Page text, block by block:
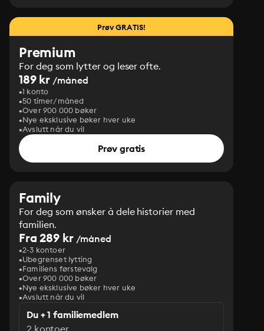
Prøv GRATIS!
Premium
For deg som lytter og leser ofte.
189 kr /måned
1 konto
50 timer/måned
Over 900 000 bøker
Nye eksklusive bøker hver uke
Avslutt når du vil
Prøv gratis
Family
For deg som ønsker å dele historier med
familien.
Fra 289 kr/måned
2-3 kontoer
Ubegrenset lytting
Familiens førstevalg
Over 900 000 bøker
Nye eksklusive bøker hver uke
Avslutt når du vil
Du + 1 familiemedlem
2 kontoer